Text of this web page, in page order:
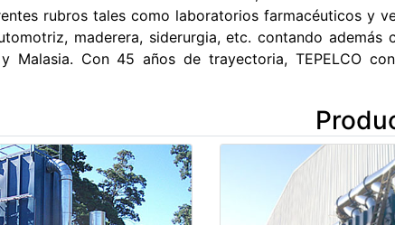
rubros tales como laboratorios farmacéuticos y
maderera, siderurgia, etc. contando
y Malasia. Con 45 años de trayectoria, TEPELCO